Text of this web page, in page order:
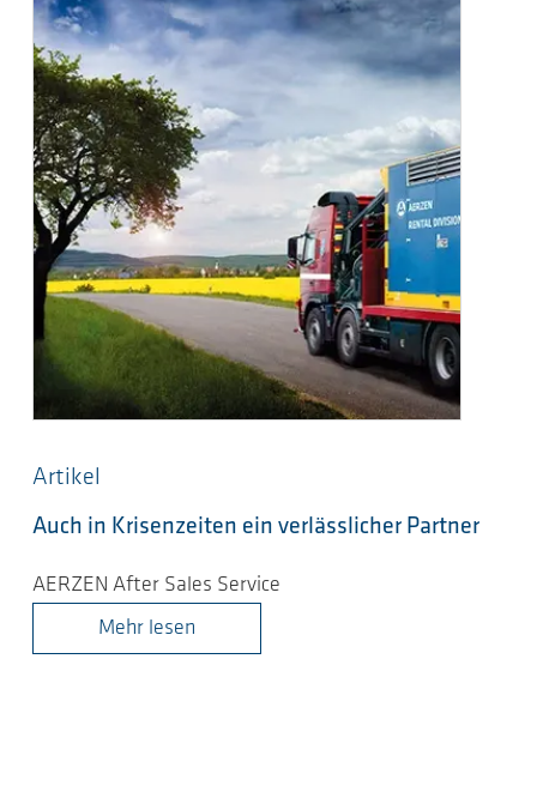
Artikel
Auch in Krisenzeiten ein verlässlicher Partner
AERZEN After Sales Service
Mehr lesen